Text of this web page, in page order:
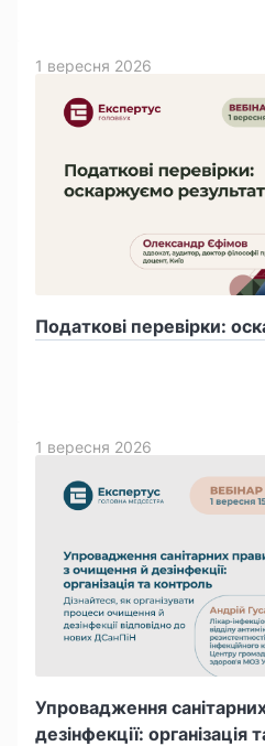
Податкові перевірки:
1 вересня 2026
Упровадження
дезінфекції: організація
1 вересня 2026